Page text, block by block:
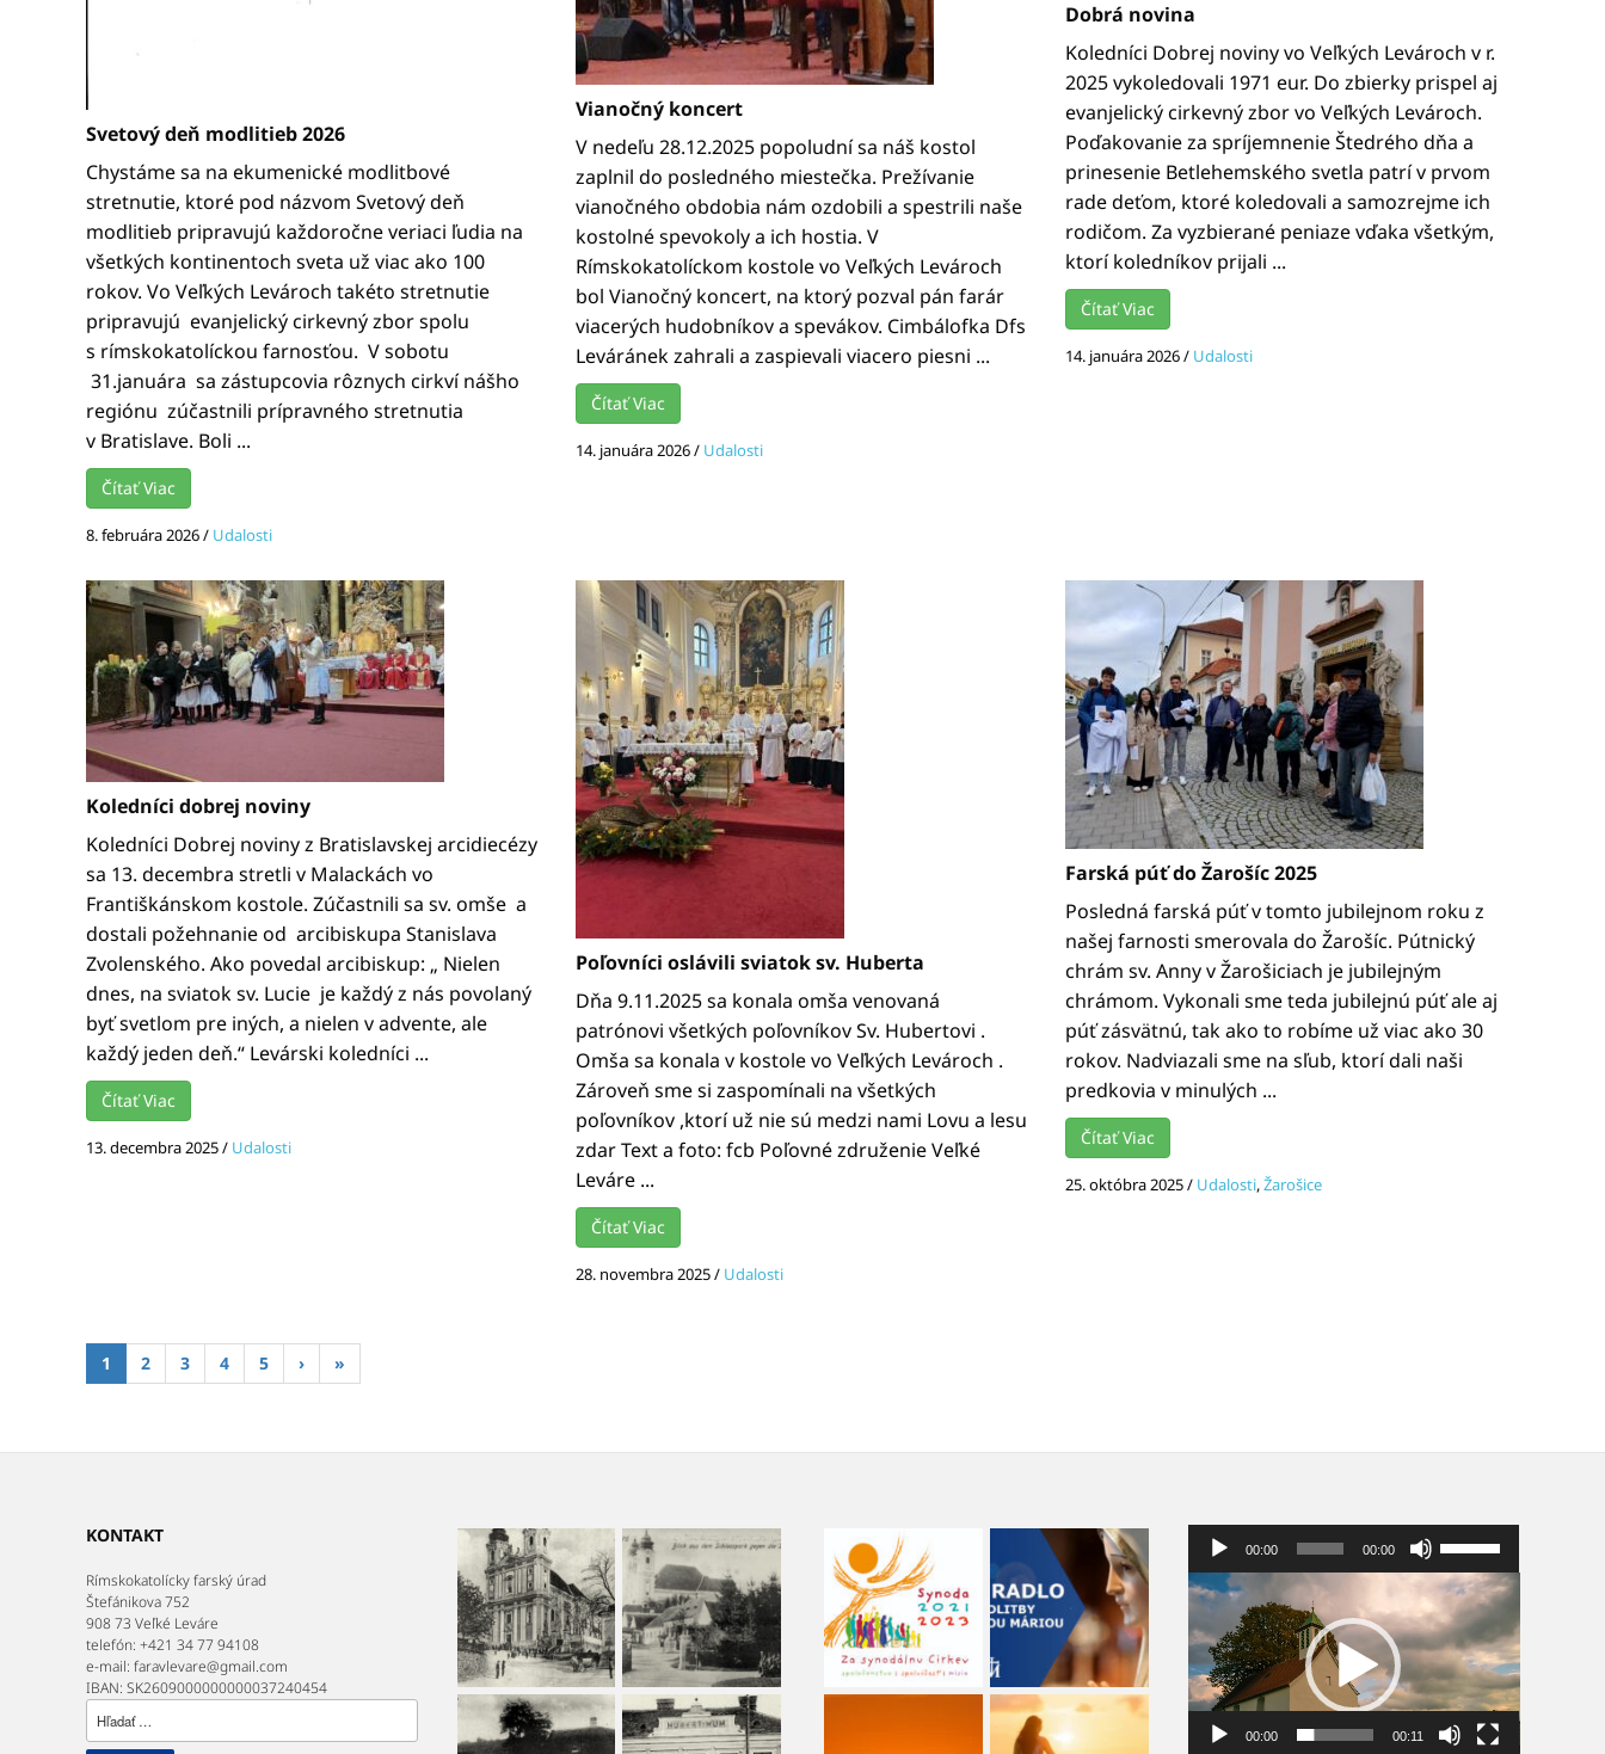
Svetový deň modlitieb 2026
Chystáme sa na ekumenické modlitbové
stretnutie, ktoré pod názvom Svetový deň
modlitieb pripravujú každoročne veriaci ľudia na
všetkých kontinentoch sveta už viac ako 100
rokov. Vo Veľkých Levároch takéto stretnutie
pripravujú evanjelický cirkevný zbor spolu
s rímskokatolíckou farnosťou. V sobotu
31.januára sa zástupcovia rôznych cirkví nášho
regiónu zúčastnili prípravného stretnutia
v Bratislave. Boli ...
Čítať Viac
8. februára 2026/ Udalosti
Vianočný koncert
V nedeľu 28.12.2025 popoludní sa náš kostol
zaplnil do posledného miestečka. Prežívanie
vianočného obdobia nám ozdobili a spestrili naše
kostolné spevokoly a ich hostia. V
Rímskokatolíckom kostole vo Veľkých Levároch
bol Vianočný koncert, na ktorý pozval pán farár
viacerých hudobníkov a spevákov. Cimbálofka Dfs
Leváránek zahrali a zaspievali viacero piesni ...
Čítať Viac
14. januára 2026/ Udalosti
Dobrá novina
Koledníci Dobrej noviny vo Veľkých Levároch v r.
2025 vykoledovali 1971 eur. Do zbierky prispel aj
evanjelický cirkevný zbor vo Veľkých Levároch.
Poďakovanie za spríjemnenie Štedrého dňa a
prinesenie Betlehemského svetla patrí v prvom
rade deťom, ktoré koledovali a samozrejme ich
rodičom. Za vyzbierané peniaze vďaka všetkým,
ktorí koledníkov prijali ...
Čítať Viac
14. januára 2026/ Udalosti
Koledníci dobrej noviny
Koledníci Dobrej noviny z Bratislavskej arcidiecézy
sa 13. decembra stretli v Malackách vo
Františkánskom kostole. Zúčastnili sa sv. omše a
dostali požehnanie od arcibiskupa Stanislava
Zvolenského. Ako povedal arcibiskup: „ Nielen
dnes, na sviatok sv. Lucie je každý z nás povolaný
byť svetlom pre iných, a nielen v advente, ale
každý jeden deň.“ Levárski koledníci ...
Čítať Viac
13. decembra 2025/ Udalosti
Poľovníci oslávili sviatok sv. Huberta
Dňa 9.11.2025 sa konala omša venovaná
patrónovi všetkých poľovníkov Sv. Hubertovi .
Omša sa konala v kostole vo Veľkých Levároch .
Zároveň sme si zaspomínali na všetkých
poľovníkov ,ktorí už nie sú medzi nami Lovu a lesu
zdar Text a foto: fcb Poľovné združenie Veľké
Leváre ...
Čítať Viac
28. novembra 2025/ Udalosti
Farská púť do Žarošíc 2025
Posledná farská púť v tomto jubilejnom roku z
našej farnosti smerovala do Žarošíc. Pútnický
chrám sv. Anny v Žarošiciach je jubilejným
chrámom. Vykonali sme teda jubilejnú púť ale aj
púť zásvätnú, tak ako to robíme už viac ako 30
rokov. Nadviazali sme na sľub, ktorí dali naši
predkovia v minulých ...
Čítať Viac
25. októbra 2025/ Udalosti,Žarošice
1 2 3 4 5 › »
KONTAKT
Rímskokatolícky farský úrad
Štefánikova 752
908 73 Veľké Leváre
telefón: +421 34 77 94108
e-mail: faravlevare@gmail.com
IBAN: SK2609000000000037240454
Hľadať:
Audio
prehrávač00:00 00:00
šípok
hore/dole
zvýšite
alebo
znížite
hlasitosť.
Video
prehrávač
00:00 00:11